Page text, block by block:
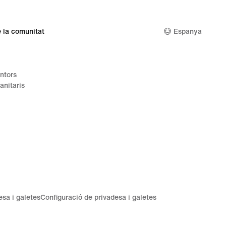
la comunitat Espanya
i galetesConfiguració de privadesa i galetes